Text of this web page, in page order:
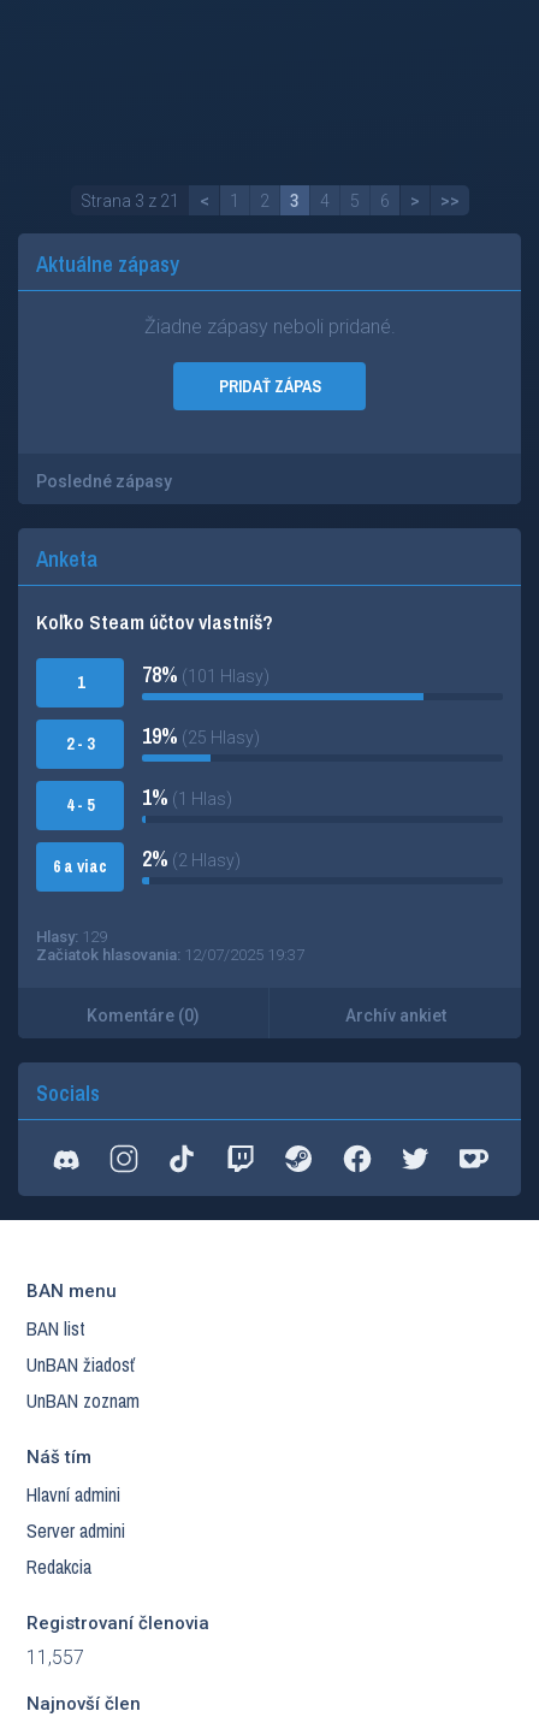
Strana 3 z 21 < 1 2 3 4 5 6 > >>
Aktuálne zápasy
Žiadne zápasy neboli pridané.
PRIDAŤ ZÁPAS
Posledné zápasy
Anketa
Koľko Steam účtov vlastníš?
1
2 - 3
4 - 5
6 a viac
78% (101 Hlasy)
19% (25 Hlasy)
1% (1 Hlas)
2% (2 Hlasy)
Hlasy: 129
Začiatok hlasovania: 12/07/2025 19:37
Komentáre (0) Archív ankiet
Socials
BAN menu
BAN list
UnBAN žiadosť
UnBAN zoznam
Náš tím
Hlavní admini
Server admini
Redakcia
Registrovaní členovia
11,557
Najnovší člen